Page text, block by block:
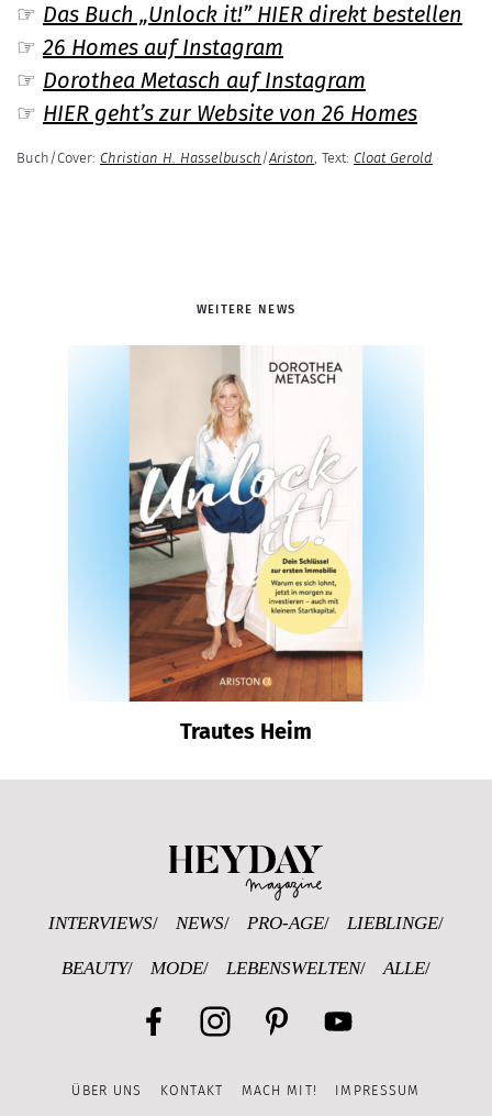
☞ Das Buch „Unlock it!” HIER direkt bestellen
☞ 26 Homes auf Instagram
☞ Dorothea Metasch auf Instagram
☞ HIER geht’s zur Website von 26 Homes
Buch/Cover: Christian H. Hasselbusch /Ariston, Text: Cloat Gerold
WEITERE NEWS
Trautes Heim
INTERVIEWS NEWS PRO-AGE LIEBLINGE
BEAUTY MODE LEBENSWELTEN ALLE
Channel
ÜBER UNS KONTAKT MACH MIT! IMPRESSUM